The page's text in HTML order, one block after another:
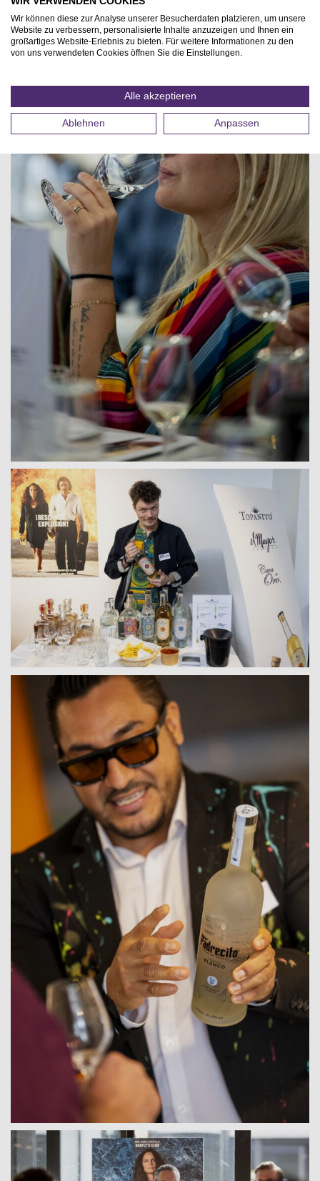
Wir können diese zur Analyse unserer Besucherdaten platzieren, um unsere
Website zu verbessern, personalisierte Inhalte anzuzeigen und Ihnen ein
großartiges Website-Erlebnis zu bieten. Für weitere Informationen zu den
von uns verwendeten Cookies öffnen Sie die Einstellungen.
Alle akzeptieren
Ablehnen Anpassen